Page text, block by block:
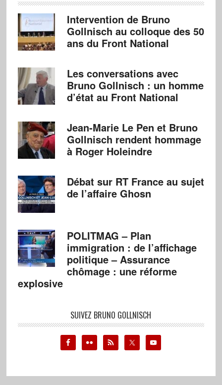
Intervention de Bruno
Gollnisch au colloque des 50
ans du Front National
Les conversations avec
Bruno Gollnisch : un homme
d’état au Front National
Jean-Marie Le Pen et Bruno
Gollnisch rendent hommage
à Roger Holeindre
Débat sur RT France au sujet
de l’affaire Ghosn
POLITMAG – Plan
immigration : de l’affichage
politique – Assurance
chômage : une réforme
explosive
SUIVEZ BRUNO GOLLNISCH